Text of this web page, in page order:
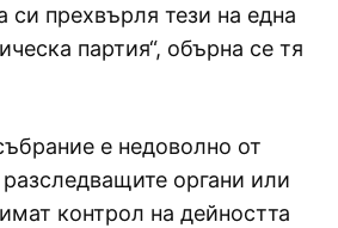
си прехвърля тези на една
партия“, обърна се тя
е недоволно от
органи или
контрол на дейността